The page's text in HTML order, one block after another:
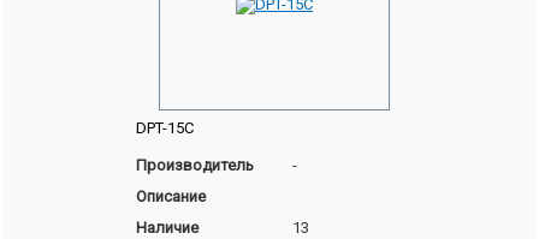
DPT-15C
Производитель
-
Описание
Наличие
13